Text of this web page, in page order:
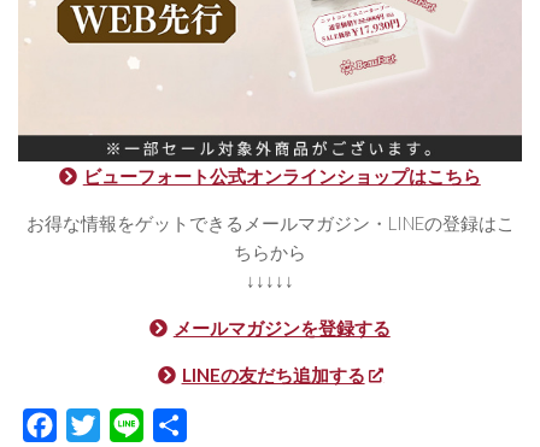
ビューフォート公式オンラインショップはこちら
お得な情報をゲットできるメールマガジン・LINEの登録はこ
ちらから
↓↓↓↓↓
メールマガジンを登録する
LINEの友だち追加する
Facebook
TwitterLine